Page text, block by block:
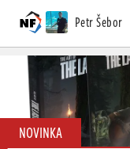
Petr Šebor
NOVINKA